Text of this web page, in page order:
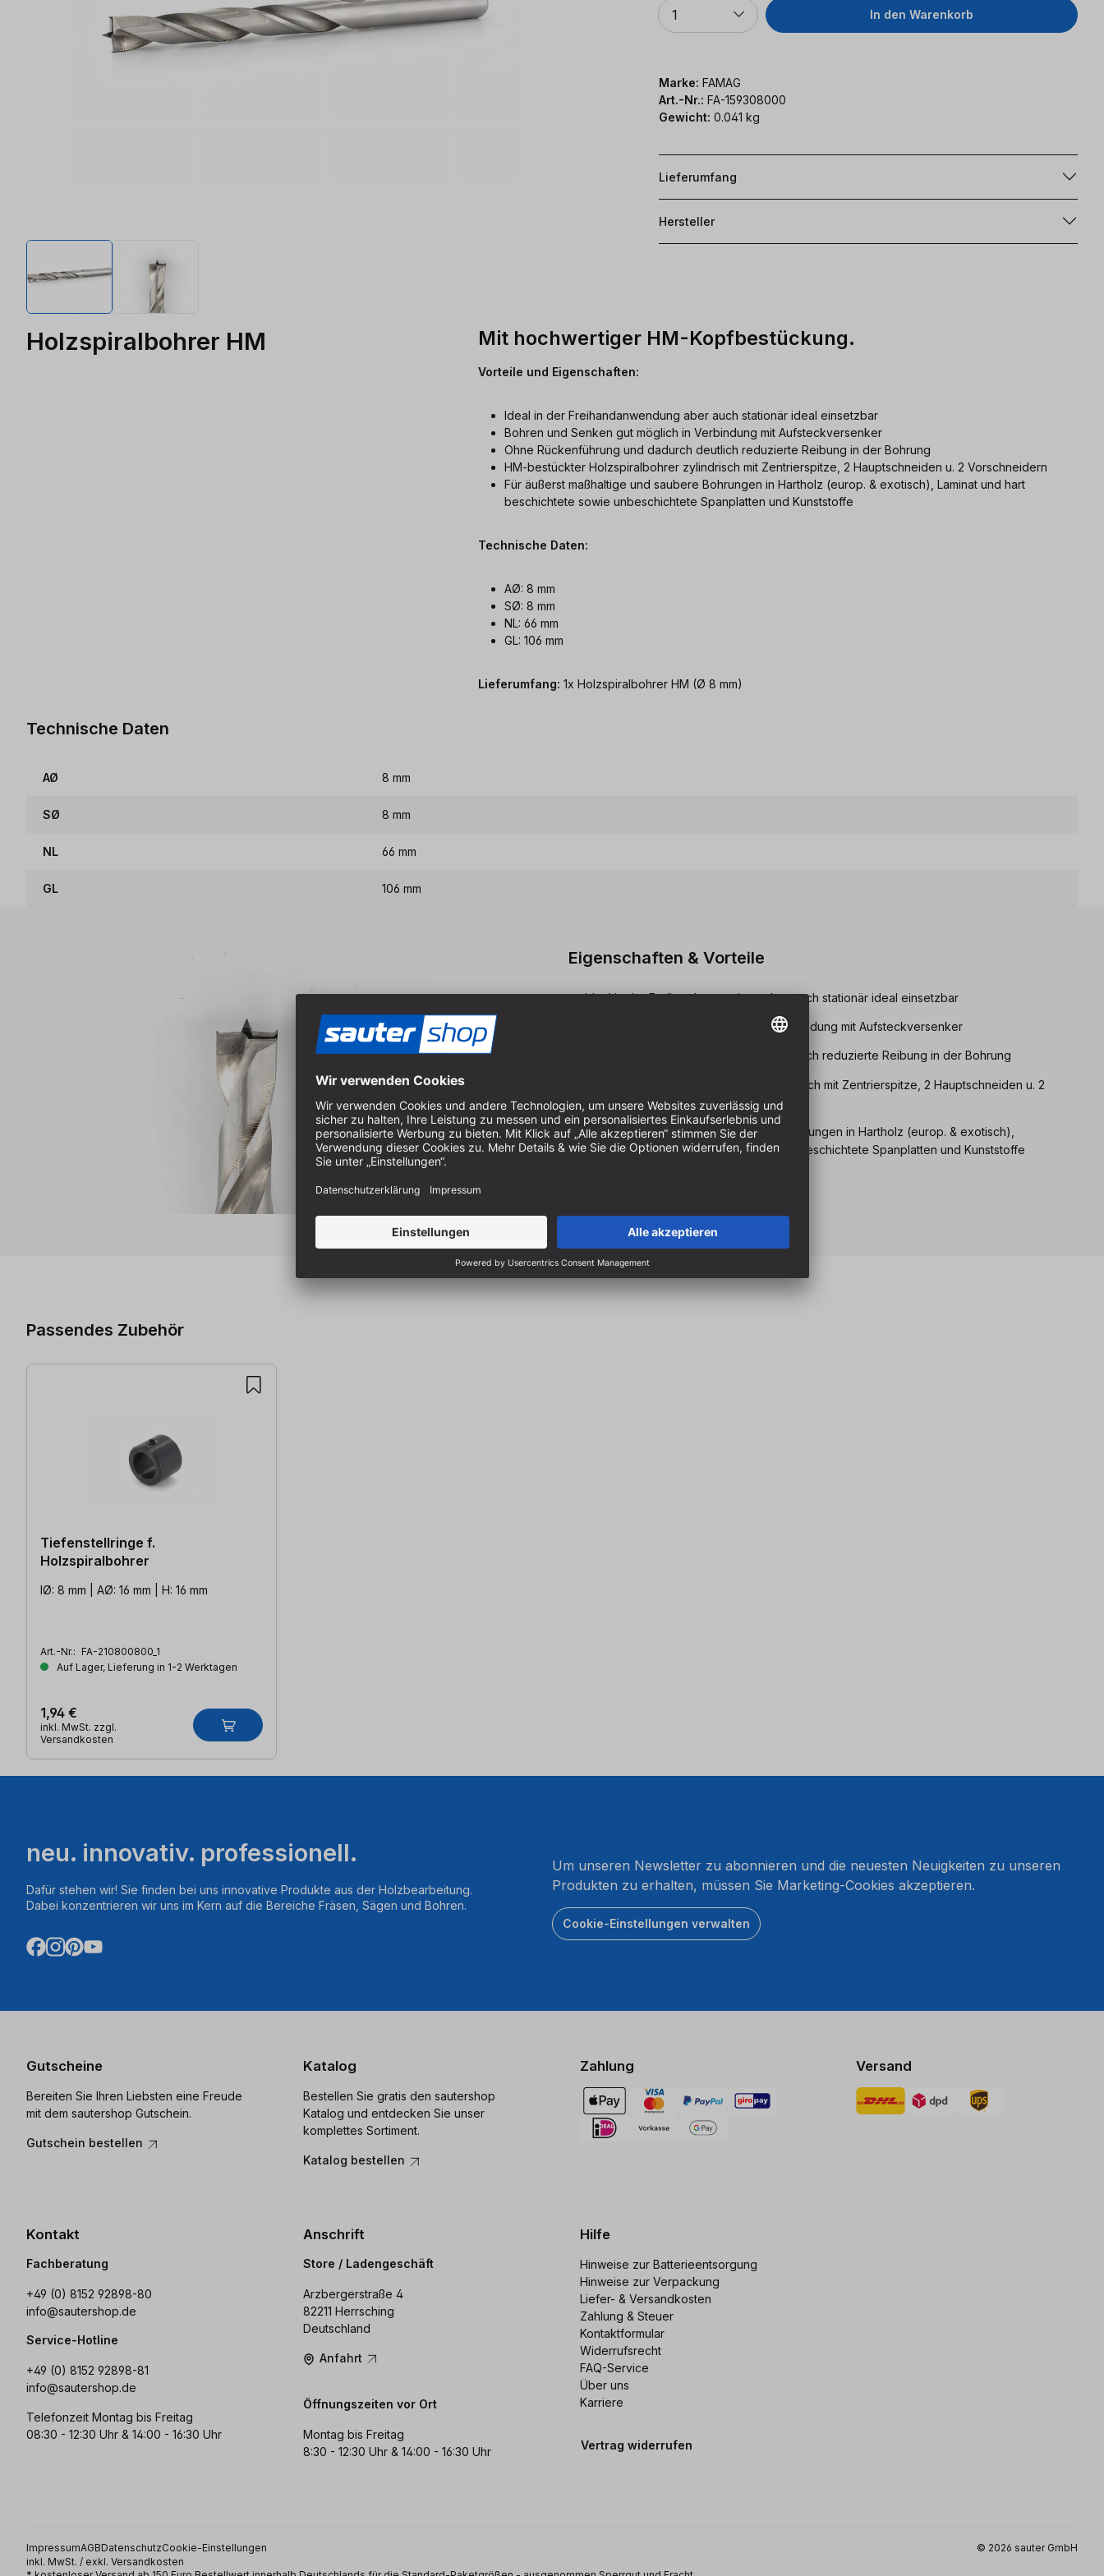
1 In den Warenkorb
Marke: FAMAG
Art.-Nr.: FA-159308000
Gewicht: 0.041 kg
Lieferumfang
Hersteller
Holzspiralbohrer HM Mit hochwertiger HM-Kopfbestückung.
Vorteile und Eigenschaften:
Ideal in der Freihandanwendung aber auch stationär ideal einsetzbar
Bohren und Senken gut möglich in Verbindung mit Aufsteckversenker
Ohne Rückenführung und dadurch deutlich reduzierte Reibung in der Bohrung
HM-bestückter Holzspiralbohrer zylindrisch mit Zentrierspitze, 2 Hauptschneiden u. 2 Vorschneidern
Für äußerst maßhaltige und saubere Bohrungen in Hartholz (europ. & exotisch), Laminat und hart
beschichtete sowie unbeschichtete Spanplatten und Kunststoffe
Technische Daten:
AØ: 8 mm
SØ: 8 mm
NL: 66 mm
GL: 106 mm
Lieferumfang: 1x Holzspiralbohrer HM (Ø 8 mm)
Technische Daten
AØ 8 mm
SØ 8 mm
NL 66 mm
GL 106 mm
Eigenschaften & Vorteile
Ideal in der Freihandanwendung aber auch stationär ideal einsetzbar
Bohren und Senken gut möglich in Verbindung mit Aufsteckversenker
Ohne Rückenführung und dadurch deutlich reduzierte Reibung in der Bohrung
HM-bestückter Holzspiralbohrer zylindrisch mit Zentrierspitze, 2 Hauptschneiden u. 2
Vorschneidern
Für äußerst maßhaltige und saubere Bohrungen in Hartholz (europ. & exotisch),
Laminat und hart beschichtete sowie unbeschichtete Spanplatten und Kunststoffe
Passendes Zubehör
Tiefenstellringe f.
Holzspiralbohrer
IØ: 8 mm | AØ: 16 mm | H: 16 mm
Art.-Nr.: FA-210800800_1
Auf Lager, Lieferung in 1-2 Werktagen
1,94 €
inkl. MwSt. zzgl.
Versandkosten
neu. innovativ. professionell.
Dafür stehen wir! Sie finden bei uns innovative Produkte aus der Holzbearbeitung.
Dabei konzentrieren wir uns im Kern auf die Bereiche Fräsen, Sägen und Bohren.
Um unseren Newsletter zu abonnieren und die neuesten Neuigkeiten zu unseren
Produkten zu erhalten, müssen Sie Marketing-Cookies akzeptieren.
Cookie-Einstellungen verwalten
Gutscheine
Bereiten Sie Ihren Liebsten eine Freude
mit dem sautershop Gutschein.
Gutschein bestellen
Katalog
Bestellen Sie gratis den sautershop
Katalog und entdecken Sie unser
komplettes Sortiment.
Katalog bestellen
Zahlung Versand
Kontakt
Fachberatung
+49 (0) 8152 92898-80
info@sautershop.de
Service-Hotline
+49 (0) 8152 92898-81
info@sautershop.de
Telefonzeit Montag bis Freitag
08:30 - 12:30 Uhr & 14:00 - 16:30 Uhr
Anschrift
Store / Ladengeschäft
Arzbergerstraße 4
82211 Herrsching
Deutschland
Anfahrt
Öffnungszeiten vor Ort
Montag bis Freitag
8:30 - 12:30 Uhr & 14:00 - 16:30 Uhr
Hilfe
Hinweise zur Batterieentsorgung
Hinweise zur Verpackung
Liefer- & Versandkosten
Zahlung & Steuer
Kontaktformular
Widerrufsrecht
FAQ-Service
Über uns
Karriere
Vertrag widerrufen
ImpressumAGBDatenschutzCookie-Einstellungen
© 2026 sauter GmbH
inkl. MwSt. / exkl. Versandkosten